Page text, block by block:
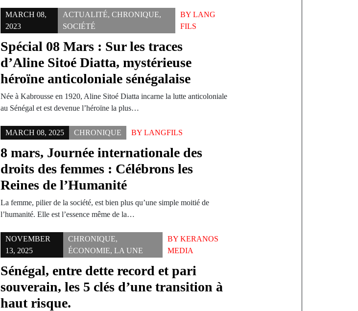
MARCH 08,
2023
ACTUALITÉ,CHRONIQUE,
SOCIÉTÉ
BY LANG
FILS
Spécial 08 Mars : Sur les traces
d’Aline Sitoé Diatta, mystérieuse
héroïne anticoloniale sénégalaise
Née à Kabrousse en 1920, Aline Sitoé Diatta incarne la lutte anticoloniale
au Sénégal et est devenue l’héroïne la plus…
MARCH 08, 2025 CHRONIQUE BYLANGFILS
8 mars, Journée internationale des
droits des femmes : Célébrons les
Reines de l’Humanité
La femme, pilier de la société, est bien plus qu’une simple moitié de
l’humanité. Elle est l’essence même de la…
NOVEMBER
13, 2025
CHRONIQUE,
ÉCONOMIE, LA UNE
BY KERANOS
MEDIA
Sénégal, entre dette record et pari
souverain, les 5 clés d’une transition à
haut risque.